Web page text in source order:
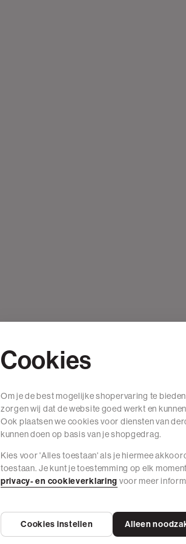
Wij zijn The Sting
Over The Sting
Duurzame materialen
Onze winkels
Cookies
Om je de best mogelijke shopervaring te
zorgen wij dat de website goed werkt en
Ook plaatsen we cookies voor diensten van
kunnen doen op basis van je shopgedrag.
Kies voor 'Alles toestaan' als je hiermee
toestaan. Je kunt je toestemming op elk
privacy- en cookieverklaring voor meer
Alleen
Cookies instellen